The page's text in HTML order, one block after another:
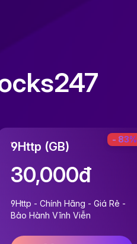
9Http (GB)
- 83%
30,000đ
9Http - Chính Hãng - Giá Rẻ -
Bảo Hành Vĩnh Viễn